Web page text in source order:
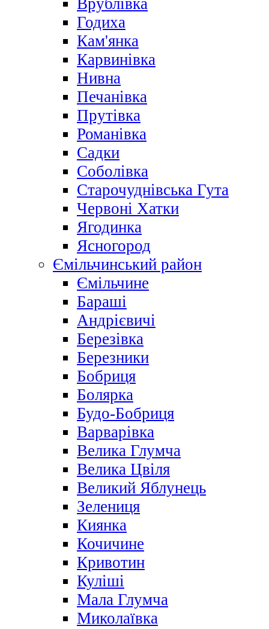
Врублівка
Годиха
Кам'янка
Карвинівка
Нивна
Печанівка
Прутівка
Романівка
Садки
Соболівка
Старочуднівська Гута
Червоні Хатки
Ягодинка
Ясногород
Ємільчинський район
Ємільчине
Бараші
Андрієвичі
Березівка
Березники
Бобриця
Болярка
Будо-Бобриця
Варварівка
Велика Глумча
Велика Цвіля
Великий Яблунець
Зелениця
Киянка
Кочичине
Кривотин
Куліші
Мала Глумча
Миколаївка